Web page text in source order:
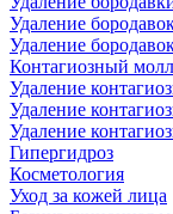
Удаление
Удаление
Контагиозный
Удаление
Удаление
Удаление
Гипергидроз
Косметология
Уход за кожей лица